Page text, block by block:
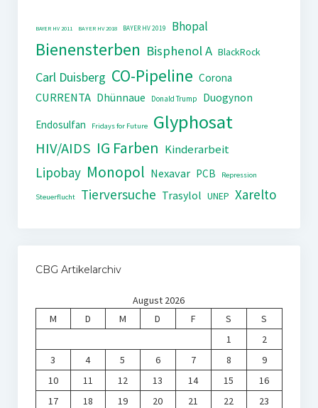
BAYER HV 2011 BAYER HV 2018 BAYER HV 2019 Bhopal
Bienensterben Bisphenol A BlackRock
Carl Duisberg CO-Pipeline Corona
CURRENTA Dhünnaue Donald Trump
Duogynon
Endosulfan
Fridays for Future Glyphosat
HIV/AIDS IG Farben Kinderarbeit
Lipobay Monopol Nexavar PCB Repression
Steuerflucht Tierversuche Trasylol UNEP Xarelto
CBG Artikelarchiv
August 2026
M
D M D F S
S
1
2
3
4 5 6 7 8
9
10
11 12 13 14 15
16
17
18 19 20 21 22
23